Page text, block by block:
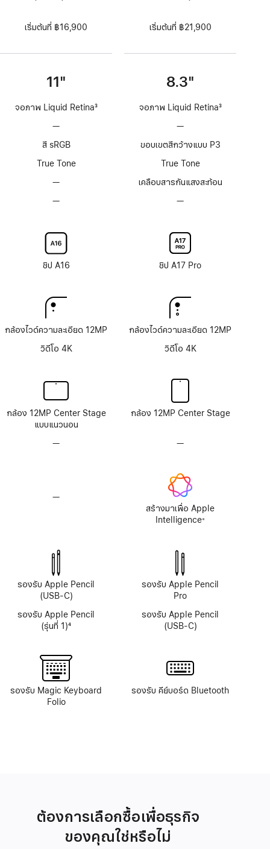
เริ่มต้นที่ ฿16,900
11"
จอภาพ Liquid Retina3
—
เทคโนโลยี
ProMotion
สี sRGB
True Tone
—
สะท้อน
—
จอภาพ
Nano-
texture
ชิป A16
กล้องไวด์ความละเอียด 12MP
วิดีโอ 4K
กล้อง 12MP Center Stage
แบบแนวนอน
—
—
รองรับ Apple Pencil
(USB-C)
รองรับ Apple Pencil
(รุ่นที่ 1)4
รองรับ Magic Keyboard
Folio
เริ่มต้นที่ ฿21,900
8.3"
จอภาพ Liquid Retina3
—
เทคโนโลยี
ProMotion
ขอบเขตสีกว้างแบบ P3
True Tone
เคลือบสารกันแสงสะท้อน
—
จอภาพ
Nano-
texture
ชิป A17 Pro
กล้องไวด์ความละเอียด 12MP
วิดีโอ 4K
กล้อง 12MP Center Stage
—
TrueDepth
สร้างมาเพื่อ Apple
Intelligence※
รองรับ Apple Pencil
Pro
รองรับ Apple Pencil
(USB-C)
รองรับ คีย์บอร์ด Bluetooth
ต้องการเลือกซื้อเพื่อธุรกิจ
ของคุณใช่หรือไม่